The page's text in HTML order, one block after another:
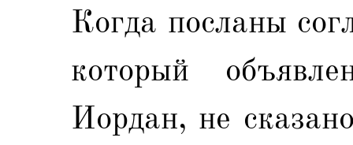
Когда посланы
который
Иордан, не